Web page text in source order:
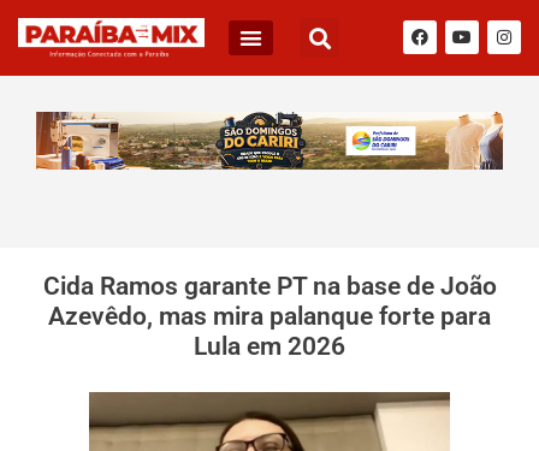
Cida Ramos garante PT na base de João
Azevêdo, mas mira palanque forte para
Lula em 2026